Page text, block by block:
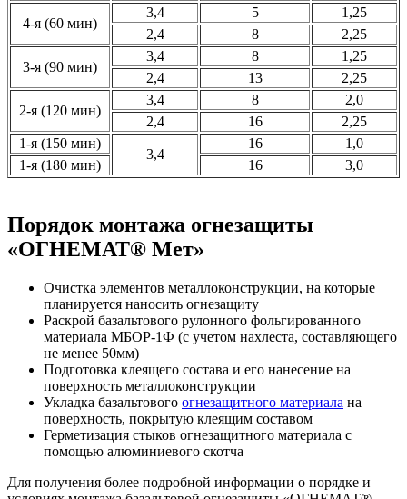
4-я (60 мин)
3,4 5
1,25
2,4
8 2,25
3-я (90 мин)
3,4 8
1,25
2,4
13 2,25
2-я (120 мин)
3,4 8
2,0
2,4
16
2,25
1-я (150 мин)
3,4
16
1,0
1-я (180 мин)
16 3,0
Порядок монтажа огнезащиты
«ОГНЕМАТ® Мет»
Очистка элементов металлоконструкции, на которые
планируется наносить огнезащиту
Раскрой базальтового рулонного фольгированного
материала МБОР-1Ф (с учетом нахлеста, составляющего
не менее 50мм)
Подготовка клеящего состава и его нанесение на
поверхность металлоконструкции
Укладка базальтового огнезащитного материала на
поверхность, покрытую клеящим составом
Герметизация стыков огнезащитного материала с
помощью алюминиевого скотча
Для получения более подробной информации о порядке и